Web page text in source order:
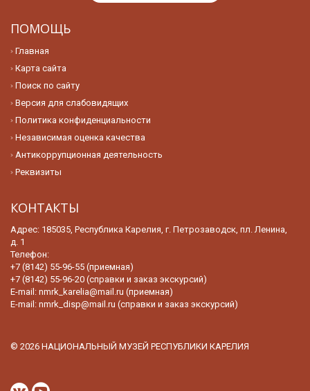
ПОМОЩЬ
Главная
Карта сайта
Поиск по сайту
Версия для слабовидящих
Политика конфиденциальности
Независимая оценка качества
Антикоррупционная деятельность
Реквизиты
КОНТАКТЫ
Адрес: 185035, Республика Карелия, г. Петрозаводск, пл. Ленина,
д. 1
Телефон:
+7 (8142) 55-96-55 (приемная)
+7 (8142) 55-96-20 (справки и заказ экскурсий)
E-mail: nmrk_karelia@mail.ru (приемная)
E-mail: nmrk_disp@mail.ru (справки и заказ экскурсий)
© 2026 НАЦИОНАЛЬНЫЙ МУЗЕЙ РЕСПУБЛИКИ КАРЕЛИЯ